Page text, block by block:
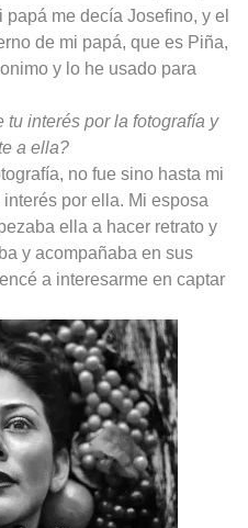
me decía Josefino, y el
de mi papá, que es Piña,
y lo he usado para
tu interés por la fotografía y
a ella?
no fue sino hasta mi
por ella. Mi esposa
ella a hacer retrato y
y acompañaba en sus
a interesarme en captar